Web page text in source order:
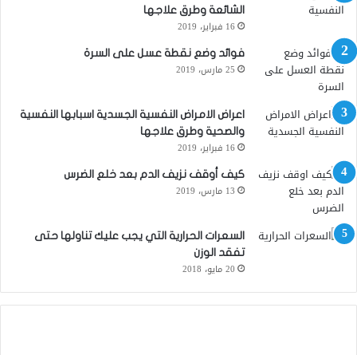
الشائعة وطرق علاجها
16 فبراير، 2019
فوائد وضع نقطة عسل على السرة
25 مارس، 2019
اعراض الامراض النفسية الجسدية اسبابها النفسية
والصحية وطرق علاجها
16 فبراير، 2019
كيف أوقف نزيف الدم بعد خلع الضرس
13 مارس، 2019
السعرات الحرارية التي يجب عليك تناولها حتى
تفقد الوزن
20 مايو، 2018